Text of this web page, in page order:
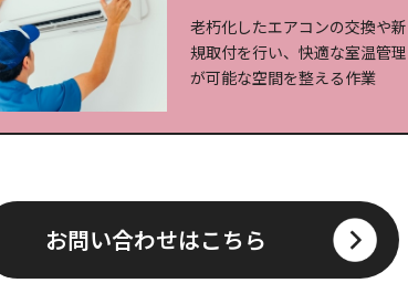
老朽化したエアコンの交換や新
規取付を行い、快適な室温管理
が可能な空間を整える作業
お問い合わせはこちら